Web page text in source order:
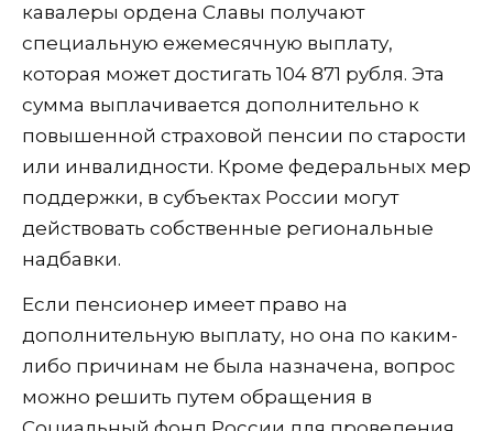
кавалеры ордена Славы получают
специальную ежемесячную выплату,
которая может достигать 104 871 рубля. Эта
сумма выплачивается дополнительно к
повышенной страховой пенсии по старости
или инвалидности. Кроме федеральных мер
поддержки, в субъектах России могут
действовать собственные региональные
надбавки.
Если пенсионер имеет право на
дополнительную выплату, но она по каким-
либо причинам не была назначена, вопрос
можно решить путем обращения в